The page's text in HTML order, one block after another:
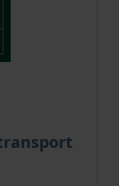
der